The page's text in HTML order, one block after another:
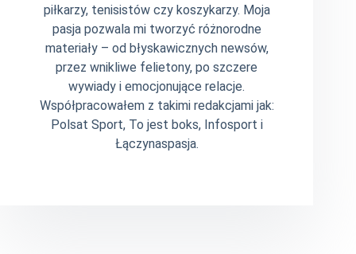
piłkarzy, tenisistów czy koszykarzy. Moja
pasja pozwala mi tworzyć różnorodne
materiały – od błyskawicznych newsów,
przez wnikliwe felietony, po szczere
wywiady i emocjonujące relacje.
Współpracowałem z takimi redakcjami jak:
Polsat Sport, To jest boks, Infosport i
Łączynaspasja.